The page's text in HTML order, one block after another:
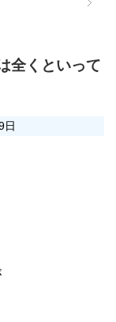
全くといって
日